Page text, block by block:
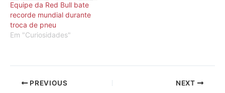
Equipe da Red Bull bate
recorde mundial durante
troca de pneu
Em "Curiosidades"
PREVIOUS NEXT